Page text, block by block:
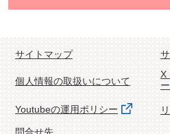
サイトマップ
個人情報の取扱いについて
X
ー
Youtubeの運用ポリシー